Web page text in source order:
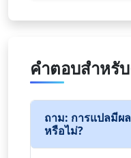
คำตอบสำหรั
ถาม: การแปลมีผ
หรือไม่?